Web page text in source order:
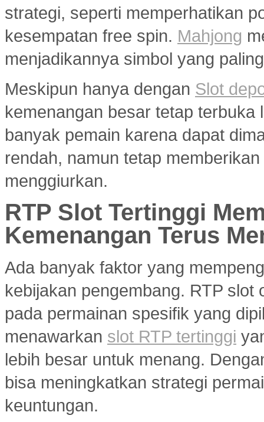
strategi, seperti memperhatikan
kesempatan free spin. Mahjong
menjadikannya simbol yang
Meskipun hanya dengan Slot
kemenangan besar tetap terbuka
banyak pemain karena dapat
rendah, namun tetap
menggiurkan.
RTP Slot Tertinggi
Kemenangan Terus
Ada banyak faktor yang
kebijakan pengembang. RTP
pada permainan spesifik yang
menawarkan slot RTP tertinggi
lebih besar untuk menang.
bisa meningkatkan strategi
keuntungan.